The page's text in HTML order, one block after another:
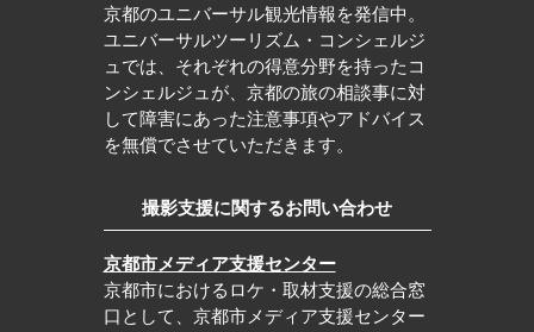
京都のユニバーサル観光情報を発信中。
ユニバーサルツーリズム・コンシェルジ
ュでは、それぞれの得意分野を持ったコ
ンシェルジュが、京都の旅の相談事に対
して障害にあった注意事項やアドバイス
を無償でさせていただきます。
撮影支援に関するお問い合わせ
京都市メディア支援センター
京都市におけるロケ・取材支援の総合窓
口として、京都市メディア支援センター